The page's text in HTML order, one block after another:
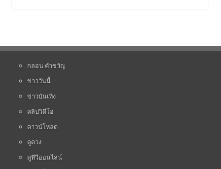
กลอน คำขวัญ
ข่าววันนี้
ข่าวบันเทิง
คลิปวิดีโอ
ดาวน์โหลด
ดูดวง
ดูทีวีออนไลน์